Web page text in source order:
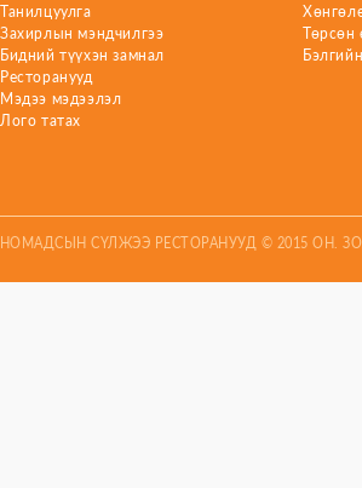
Танилцуулга
Захирлын мэндчилгээ
Бидний түүхэн замнал
Ресторанууд
Мэдээ мэдээлэл
Лого татах
Төрсөн
НОМАДСЫН СҮЛЖЭЭ РЕСТОРАНУУД © 2015 ОН.